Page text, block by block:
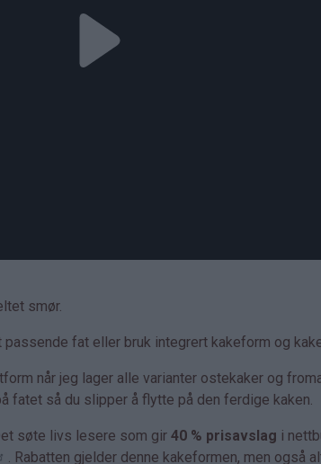
smør.
fat eller bruk integrert kakeform og
når jeg lager alle varianter ostekaker og
fatet så du slipper å flytte på den ferdige kaken.
søte livs lesere som gir 40 % prisavslag i
. Rabatten gjelder denne kakeformen, men også